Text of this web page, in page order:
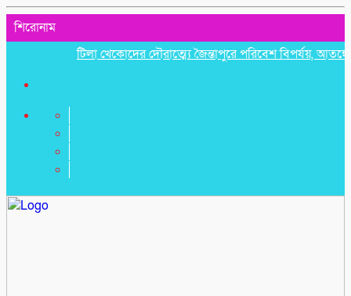
শিরোনাম
টিলা খেকোদের দৌরাত্ম্যে জৈন্তাপুরে পরিবেশ বিপর্যয়, আতঙ্কে